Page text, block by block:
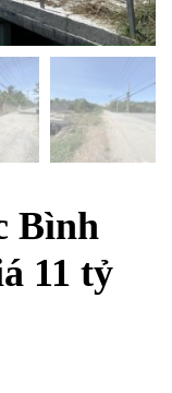
Bình
11 tỷ